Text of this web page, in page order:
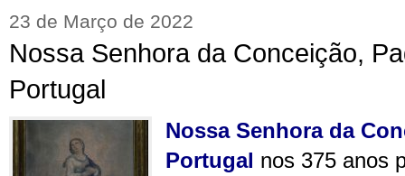
23 de Março de 2022
Nossa Senhora da Conceição,
Portugal
Nossa Senhora da
Portugal nos 375 anos